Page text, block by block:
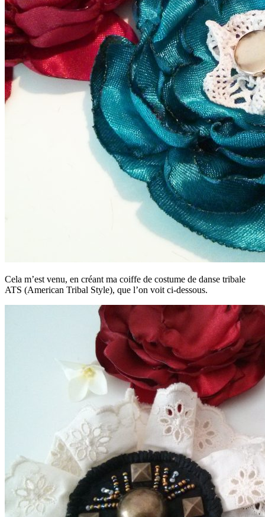
Cela m’est venu, en créant ma coiffe de costume de danse tribale
ATS (American Tribal Style), que l’on voit ci-dessous.